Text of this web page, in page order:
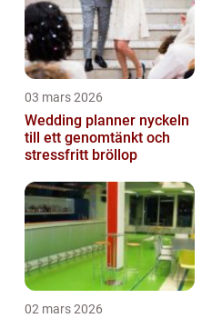
03 mars 2026
Wedding planner nyckeln
till ett genomtänkt och
stressfritt bröllop
02 mars 2026